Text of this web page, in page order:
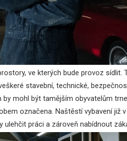
ve kterých bude provoz
stavební, technické,
by mohl být tamějším obyvatelům
označena. Naštěstí vybavení již
práci a zároveň nabídnout